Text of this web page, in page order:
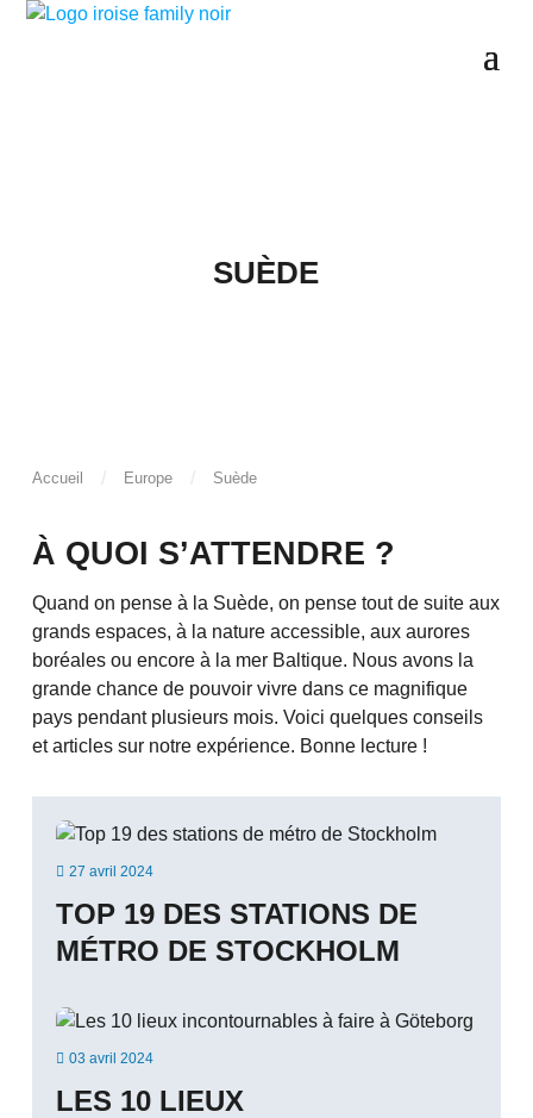
SUÈDE
Accueil / Europe / Suède
À QUOI S’ATTENDRE ?
Quand on pense à la Suède, on pense tout de suite aux
grands espaces, à la nature accessible, aux aurores
boréales ou encore à la mer Baltique. Nous avons la
grande chance de pouvoir vivre dans ce magnifique
pays pendant plusieurs mois. Voici quelques conseils
et articles sur notre expérience. Bonne lecture !
 27 avril 2024
TOP 19 DES STATIONS DE
MÉTRO DE STOCKHOLM
 03 avril 2024
LES 10 LIEUX